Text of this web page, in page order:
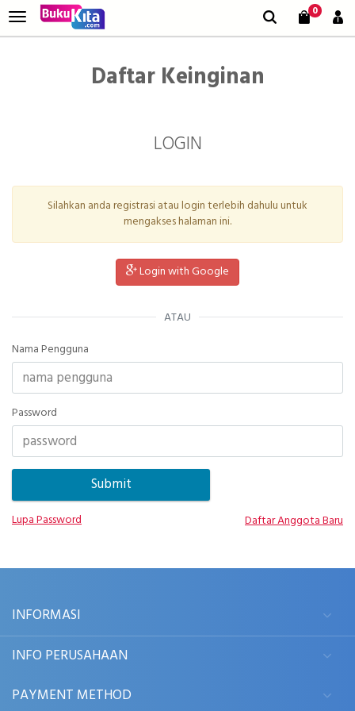
0
Daftar Keinginan
LOGIN
Silahkan anda registrasi atau login terlebih dahulu untuk
mengakses halaman ini.
Login with Google
ATAU
Nama Pengguna
Password
Lupa Password Daftar Anggota Baru
INFORMASI
INFO PERUSAHAAN
PAYMENT METHOD